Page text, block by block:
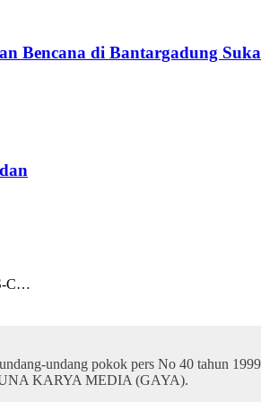
Bencana di Bantargadung
C…
undang pokok pers No 40 tahun 1999
KARYA MEDIA (GAYA).